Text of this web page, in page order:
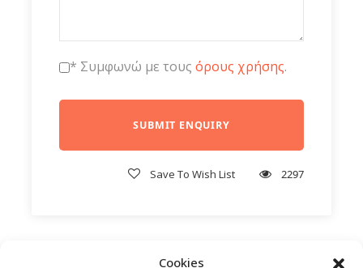
Cookies
* Συμφωνώ με τους όρους χρήσης.
Save To Wish List 2297